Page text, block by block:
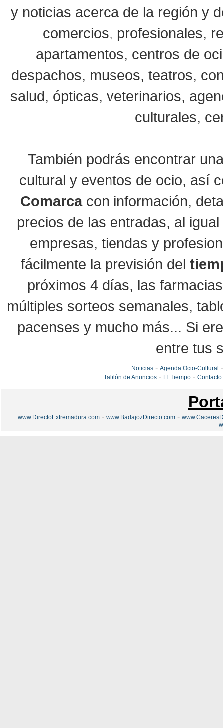
y noticias acerca de la región y
comercios, profesionales,
apartamentos, centros de
despachos, museos, teatros,
salud, ópticas, veterinarios,
culturales,
También podrás encontrar
cultural y eventos de ocio, así
Comarcacon información,
precios de las entradas, al
empresas, tiendas y
fácilmente la previsión del
próximos 4 días, las
múltiples sorteos semanales,
pacenses y mucho más... Si
entre tus
Noticias- Agenda Ocio-Cultural
Tablón de Anuncios- El Tiempo- Contacto
www.DirectoExtremadura.com - www.BadajozDirecto.com -